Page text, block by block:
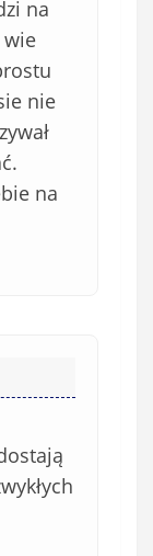
na
wie
nie
na